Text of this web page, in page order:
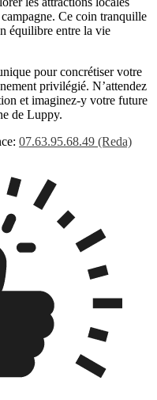
Ce coin tranquille
équilibre entre la vie
pour concrétiser votre
privilégié. N’attendez
et imaginez-y votre future
de Luppy.
07.63.95.68.49 (Reda)